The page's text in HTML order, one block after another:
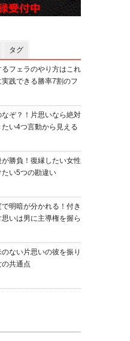
タグ
るフェラのやり方はこれ
践できる勝率7割のフ
なぞ？！片思いなら絶対
い4つ言動から見える
勝負！復縁したい女性
い5つの勘違い
で明暗が分かれる！付き
いは男に主導権を握ら
ない片思いの彼を振り
共通点